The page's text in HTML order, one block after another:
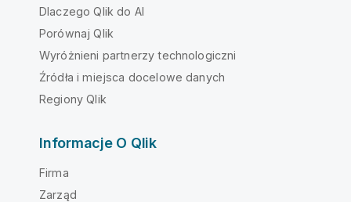
Dlaczego Qlik do AI
Porównaj Qlik
Wyróżnieni partnerzy technologiczni
Źródła i miejsca docelowe danych
Regiony Qlik
Informacje O Qlik
Firma
Zarząd